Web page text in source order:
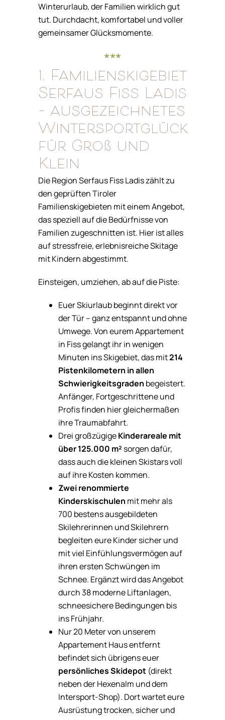
Winterurlaub, der Familien wirklich gut
tut. Durchdacht, komfortabel und voller
gemeinsamer Glücksmomente.
***
1. Familienskigebiet
Serfaus Fiss Ladis
– ausgezeichnetes
Wintersportglück
für Groß und
Klein
Die Region Serfaus Fiss Ladis zählt zu
den geprüften Tiroler
Familienskigebieten mit einem Angebot,
das speziell auf die Bedürfnisse von
Familien zugeschnitten ist. Hier ist alles
auf stressfreie, erlebnisreiche Skitage
mit Kindern abgestimmt.
Einsteigen, umziehen, ab auf die Piste:
Euer Skiurlaub beginnt direkt vor
der Tür – ganz entspannt und ohne
Umwege. Von eurem Appartement
in Fiss gelangt ihr in wenigen
Minuten ins Skigebiet, das mit214
Pistenkilometern in allen
Schwierigkeitsgraden begeistert.
Anfänger, Fortgeschrittene und
Profis finden hier gleichermaßen
ihre Traumabfahrt.
Drei großzügigeKinderareale mit
über 125.000 m² sorgen dafür,
dass auch die kleinen Skistars voll
auf ihre Kosten kommen.
Zwei renommierte
Kinderskischulen mit mehr als
700 bestens ausgebildeten
Skilehrerinnen und Skilehrern
begleiten eure Kinder sicher und
mit viel Einfühlungsvermögen auf
ihren ersten Schwüngen im
Schnee. Ergänzt wird das Angebot
durch 38 moderne Liftanlagen,
schneesichere Bedingungen bis
ins Frühjahr.
Nur 20 Meter von unserem
Appartement Haus entfernt
befindet sich übrigens euer
persönliches Skidepot(direkt
neben der Hexenalm und dem
Intersport-Shop). Dort wartet eure
Ausrüstung trocken, sicher und